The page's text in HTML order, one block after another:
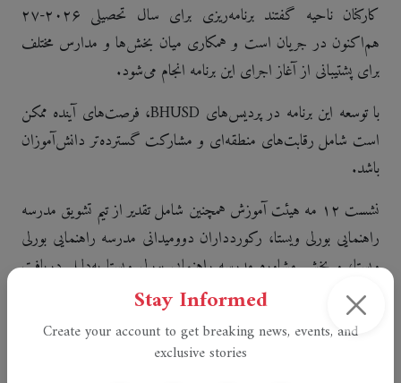
کارکنان ناحیه گفتند برنامه‌ریزی برای سال تحصیلی ۲۰۲۶-۲۷
هم‌اکنون در جریان است و همکاری میان بخش‌ها و مدارس مختلف
برای پشتیبانی از آغاز اجرای این برنامه انجام می‌شود.
با توسعه این برنامه در پردیس‌های BHUSD، فرصت‌های آینده ممکن
است شامل رقابت‌های منطقه‌ای و مشارکت گسترده‌تر دانش‌آموزان
باشد.
نشست ۱۲ مه هیئت آموزش همچنین شامل تقدیر از تیم تشویق مدرسه
راهنمایی بورلی ویستا، رکوردداران دوومیدانی مدرسه راهنمایی بورلی
ویستا، و بخش مشاوره مدرسه راهنمایی بورلی ویستا به‌دلیل دریافت
گواهی ASCA RAMP بود.
Beverly Hills
Special Olympics
Stay Informed
Create your account to get breaking news, events, and
exclusive stories